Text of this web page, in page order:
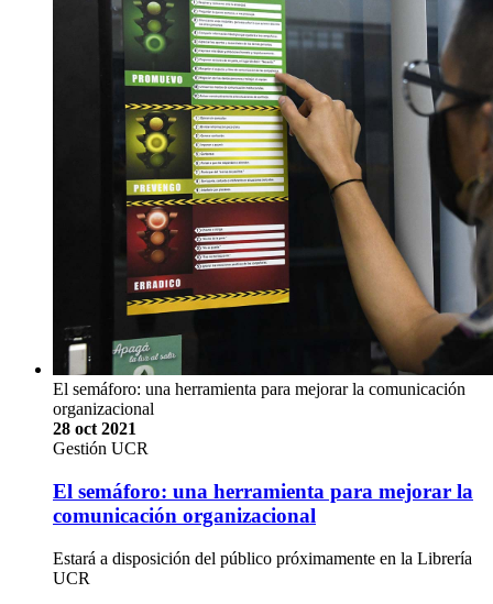
El semáforo: una herramienta para mejorar la comunicación
organizacional
28 oct 2021
Gestión UCR
El semáforo: una herramienta para mejorar la
comunicación organizacional
Estará a disposición del público próximamente en la Librería
UCR